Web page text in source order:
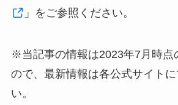
」をご参照ください。
※当記事の情報は2023年7月時点
ので、最新情報は各公式サイト
い。